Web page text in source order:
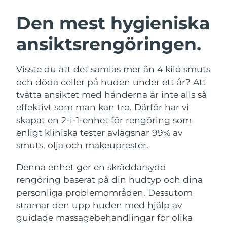
Den mest hygieniska
ansiktsrengöringen.
Visste du att det samlas mer än 4 kilo smuts
och döda celler på huden under ett år? Att
tvätta ansiktet med händerna är inte alls så
effektivt som man kan tro. Därför har vi
skapat en 2-i-1-enhet för rengöring som
enligt kliniska tester avlägsnar 99% av
smuts, olja och makeuprester.
Denna enhet ger en skräddarsydd
rengöring baserat på din hudtyp och dina
personliga problemområden. Dessutom
stramar den upp huden med hjälp av
guidade massagebehandlingar för olika
LUNA™ 4-paket
Anti-aging massage
LUNA™ 4 Plus
Massage, LED heating
LUNA™ 4 Men
For men, anti-aging massage
BEAR™ 2-paket
Microcurrent toning
BEAR™ 2 go
Microcurrent toning on-the-go
BEAR™ 2 eyes & lips
Microcurrent line smoothing device
Återfuktning
UFO™ 3-paket
Deep facial hydration
UFO™ 3 LED
Near-infrared and red light therapy
device
Munvård
issa™ 4
Hybrid silicone sonic toothbrush
issa™ 4 plus
Smart hybrid silicone sonic toothbrush
FAQ™ ANTI-AGING-BEHANDLING
Anti-aging LED-behandlingar
NEW
Österrike Förväntad leverans 8/10/26
Bahrain Förväntad leverans8/11/26
Belgien
Bermuda Förväntad leverans 8/16/26
Bosnien och
Hercegovina
Förväntad leverans 8/13/26
Brunei Förväntad leverans
Bulgarien Förväntad leverans
Kanada Förväntad leverans8/14/26
Chile Förväntad leverans8/14/26